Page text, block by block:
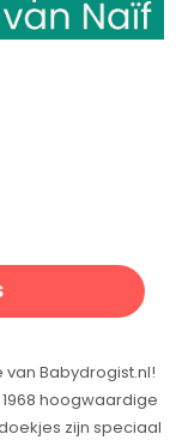
Babydrogist.nl!
hoogwaardige
zijn speciaal